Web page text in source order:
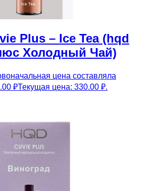
Plus – Ice Tea (hqd
Холодный Чай)
цена составляла
₽Текущая цена: 330.00 ₽.